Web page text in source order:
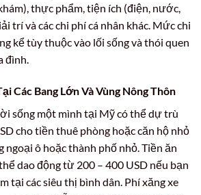
thực phẩm, tiện ích (điện, nước,
trí và các chi phí cá nhân khác. Mức chi
kể tùy thuộc vào lối sống và thói quen
đình.
Các Bang Lớn Và Vùng Nông Thôn
sống một mình tại Mỹ có thể dự trù
cho tiền thuê phòng hoặc căn hộ nhỏ
ngoại ô hoặc thành phố nhỏ. Tiền ăn
dao động từ 200 – 400 USD nếu bạn
tại các siêu thị bình dân. Phí xăng xe